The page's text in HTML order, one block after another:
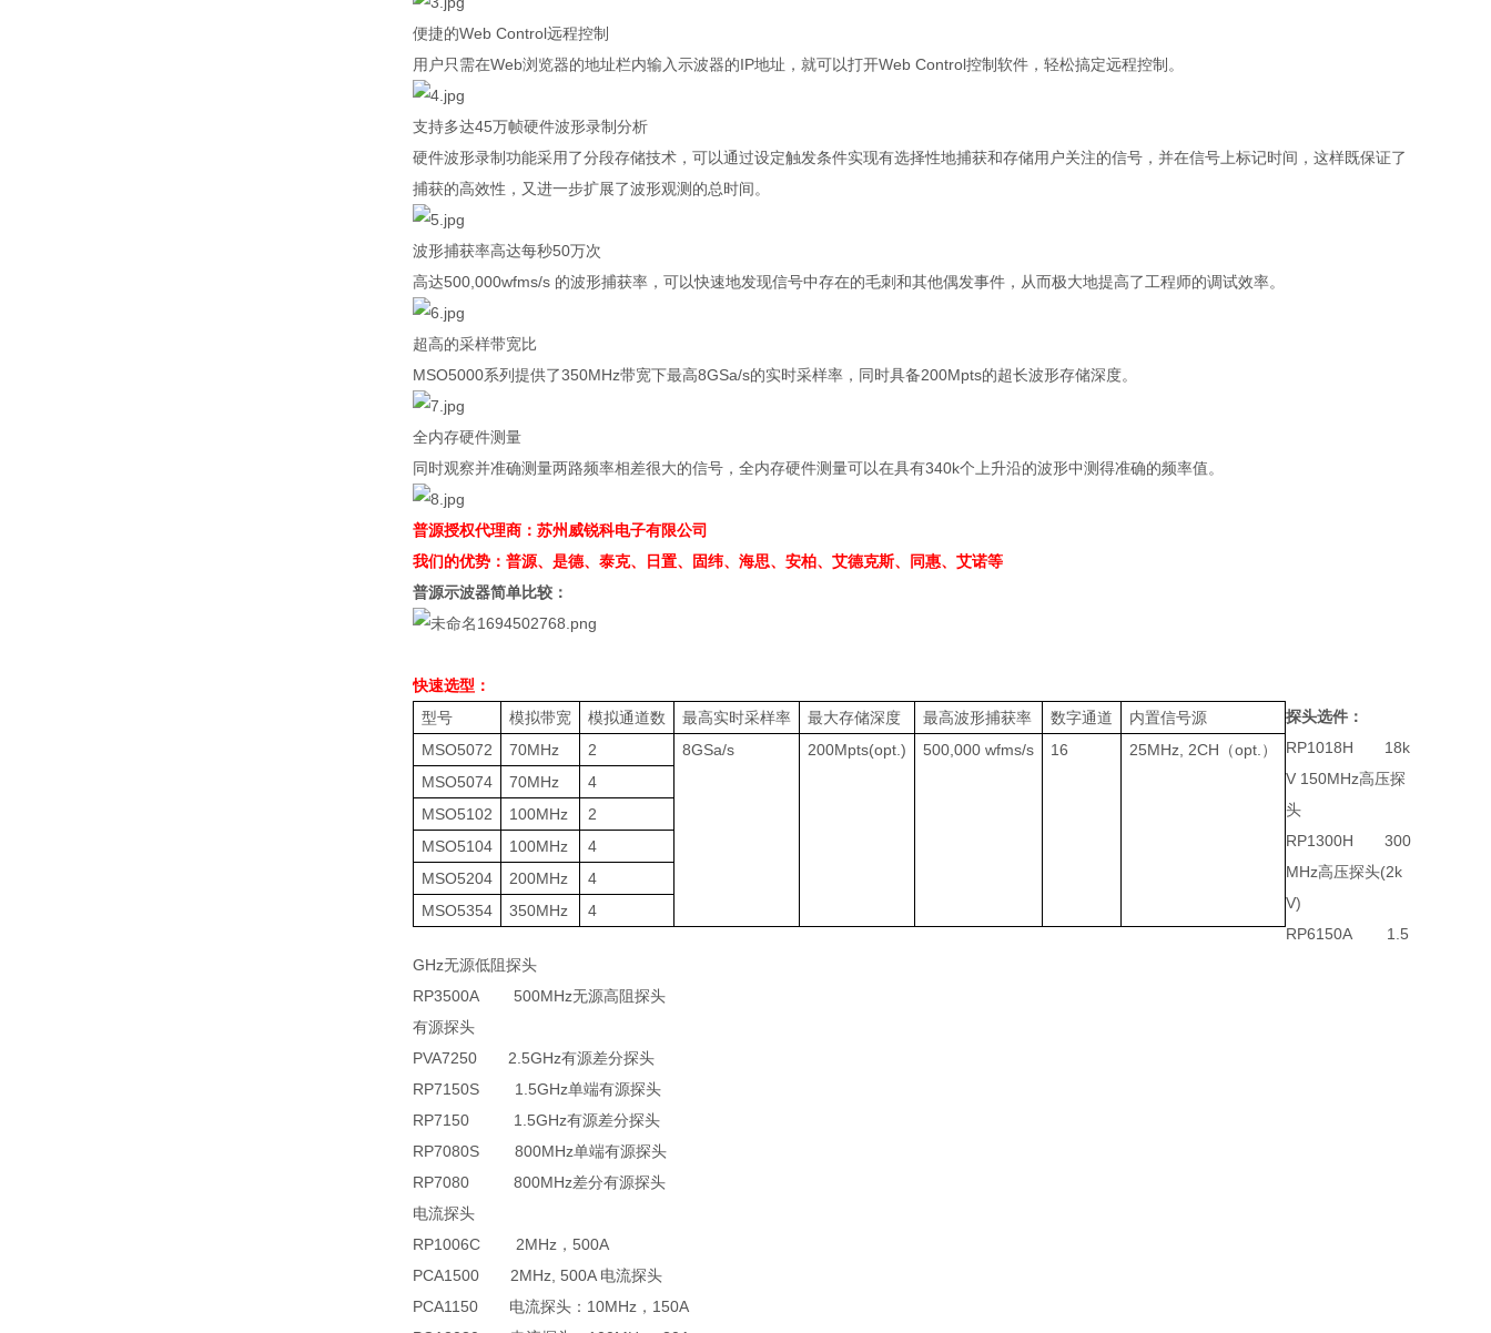
便捷的Web Control远程控制
用户只需在Web浏览器的地址栏内输入示波器的IP地址，就可以打开Web Control控制软件，轻松搞定远程控制。
支持多达45万帧硬件波形录制分析
硬件波形录制功能采用了分段存储技术，可以通过设定触发条件实现有选择性地捕获和存储用户关注的信号，并在信号上标记时间，这样既保证了
捕获的高效性，又进一步扩展了波形观测的总时间。
波形捕获率高达每秒50万次
高达500,000wfms/s 的波形捕获率，可以快速地发现信号中存在的毛刺和其他偶发事件，从而极大地提高了工程师的调试效率。
超高的采样带宽比
MSO5000系列提供了350MHz带宽下最高8GSa/s的实时采样率，同时具备200Mpts的超长波形存储深度。
全内存硬件测量
同时观察并准确测量两路频率相差很大的信号，全内存硬件测量可以在具有340k个上升沿的波形中测得准确的频率值。
普源授权代理商：苏州威锐科电子有限公司
我们的优势：普源、是德、泰克、日置、固纬、海思、安柏、艾德克斯、同惠、艾诺等
普源示波器简单比较：
快速选型：
型号
模拟带宽 模拟通道数 最高实时采样率 最大存储深度 最高波形捕获率 数字通道
内置信号源
MSO5072
70MHz 2 8GSa/s 200Mpts(opt.) 500,000 wfms/s 16 25MHz, 2CH （opt. ）
MSO5074
70MHz
4
MSO5102
100MHz
2
MSO5104
100MHz
4
MSO5204
200MHz
4
MSO5354
350MHz 4
探头选件：
RP1018H
18k
V 150MHz高压探
头
RP1300H
300
MHz高压探头(2k
V)
RP6150A
1.5
GHz无源低阻探头
RP3500A
500MHz无源高阻探头
有源探头
PVA7250
2.5GHz有源差分探头
RP7150S
1.5GHz单端有源探头
RP7150
1.5GHz有源差分探头
RP7080S
800MHz单端有源探头
RP7080
800MHz差分有源探头
电流探头
RP1006C
2MHz ， 500A
PCA1500
2MHz, 500A 电流探头
PCA1150
电流探头： 10MHz ， 150A